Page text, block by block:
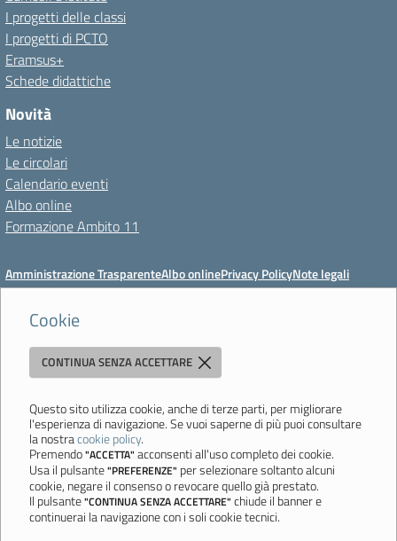
Cookie
CONTINUA SENZA ACCETTARE
Questo sito utilizza cookie, anche di terze parti, per migliorare
l'esperienza di navigazione. Se vuoi saperne di più puoi consultare
la nostracookie policy.
Premendo"ACCETTA" acconsenti all'uso completo dei cookie.
Usa il pulsante"PREFERENZE" per selezionare soltanto alcuni
cookie, negare il consenso o revocare quello già prestato.
Il pulsante"CONTINUA SENZA ACCETTARE" chiude il banner e
continuerai la navigazione con i soli cookie tecnici.
I progetti delle classi
I progetti di PCTO
Eramsus+
Schede didattiche
Novità
Le notizie
Le circolari
Calendario eventi
Albo online
Formazione Ambito 11
Amministrazione TrasparenteAlbo onlinePrivacy PolicyNote legali
Meccanismo di feedbackDichiarazioni di accessibilitàPreferenze cookie
Istituto di Istruzione Superiore 'Primo Levi'
764354 - Email:mois00200c@istruzione.it- PEC:
mois00200c@pec.istruzione.it
Codice meccanografico: mois00200c - C.F. 94058180368
Ultimo aggiornamento: Lunedì, 3 Agosto 2026 ore 12:05